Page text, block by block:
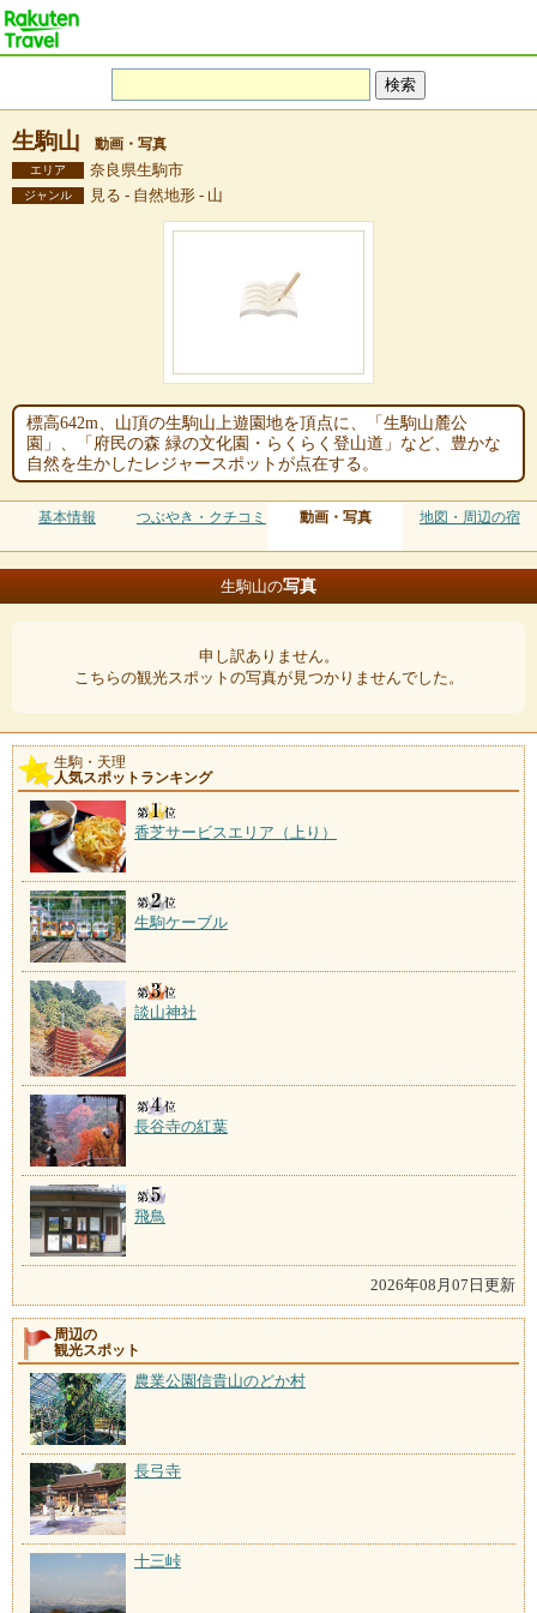
生駒山 動画・写真
エリア 奈良県生駒市
ジャンル 見る - 自然地形 - 山
標高642m、山頂の生駒山上遊園地を頂点に、「生駒山麓公
園」、「府民の森 緑の文化園・らくらく登山道」など、豊かな
自然を生かしたレジャースポットが点在する。
基本情報 つぶやき・クチコミ 動画・写真 地図・周辺の宿
生駒山の写真
申し訳ありません。
こちらの観光スポットの写真が見つかりませんでした。
生駒・天理
人気スポットランキング
香芝サービスエリア（上り）
生駒ケーブル
談山神社
長谷寺の紅葉
飛鳥
2026年08月07日更新
周辺の
観光スポット
農業公園信貴山のどか村
長弓寺
十三峠